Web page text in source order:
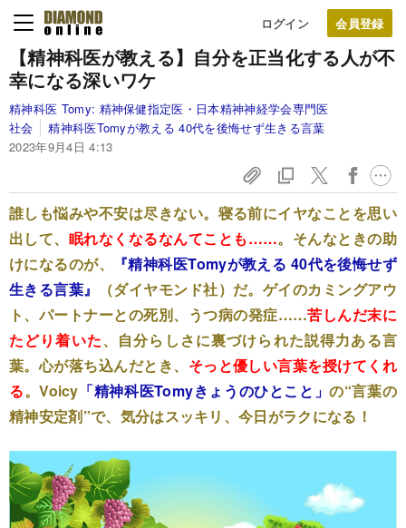
ログイン
【精神科医が教える】 自分を正当化する人が不
幸になる深いワケ
精神科医 Tomy: 精神保健指定医・日本精神神経学会専門医
社会
精神科医Tomyが教える 40代を後悔せず生きる言葉
2023年9月4日 4:13
誰しも悩みや不安は尽きない。寝る前にイヤなことを思い
出して、 眠れなくなるなんてことも……。そんなときの助
けになるのが、
『精神科医Tomyが教える 40代を後悔せず
生きる言葉』
（ダイヤモンド社）だ。ゲイのカミングアウ
ト、パートナーとの死別、うつ病の発症……苦しんだ末に
たどり着いた、自分らしさに裏づけられた説得力ある言
葉。心が落ち込んだとき、 そっと優しい言葉を授けてくれ
る。Voicy 「精神科医Tomyきょうのひとこと 」の“言葉の
精神安定剤”で、気分はスッキリ、今日がラクになる！